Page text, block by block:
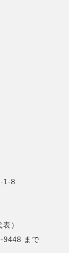
1-8
）
9448 まで